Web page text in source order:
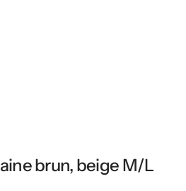
brun, beige M/L